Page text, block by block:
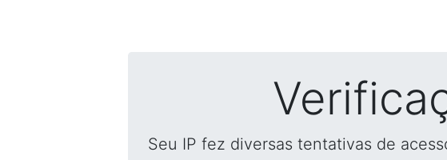
Seu IP fez diversas tentativas de